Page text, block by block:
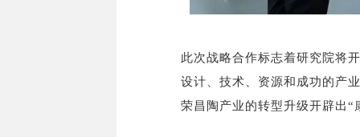
此次战略合作标志着研究院将
设计、技术、资源和成功的产
荣昌陶产业的转型升级开辟出“